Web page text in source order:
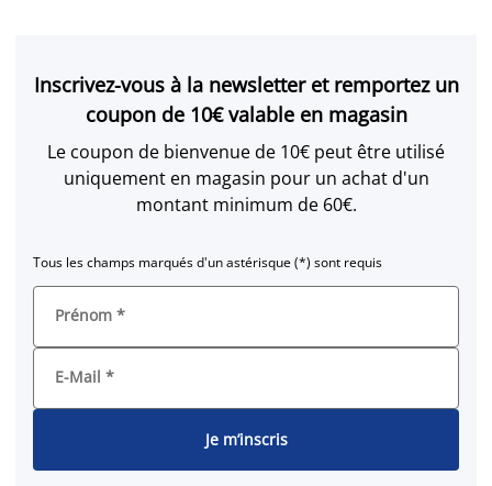
Inscrivez-vous à la newsletter et remportez un
coupon de 10€ valable en magasin
Le coupon de bienvenue de 10€ peut être utilisé
uniquement en magasin pour un achat d'un
montant minimum de 60€.
Tous les champs marqués d'un astérisque (*) sont requis
Prénom *
E-Mail *
Je m’inscris